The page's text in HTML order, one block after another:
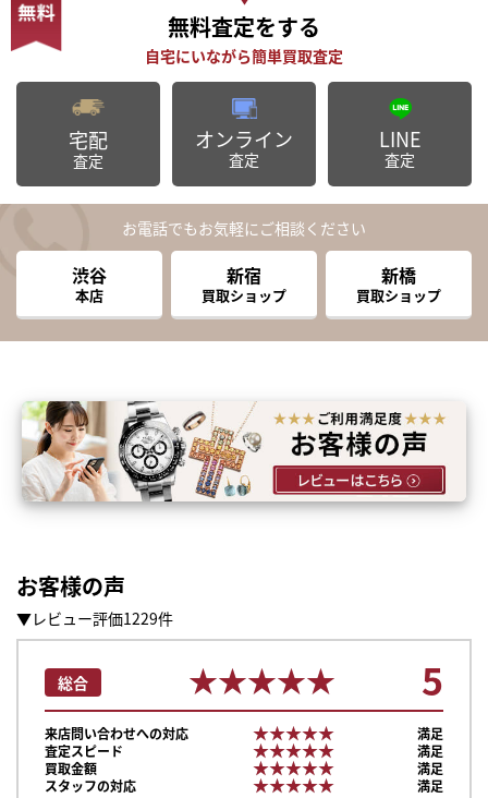
無料査定をする
宅配
査定
オンライン
査定
LINE
査定
お電話でもお気軽にご相談ください
渋谷
本店
新宿
買取ショップ
新橋
買取ショップ
お客様の声
▼レビュー評価1229件
総合 ★★★★★
★★★★★ 5
来店問い合わせへの対応 ★★★★★
★★★★★
満足
査定スピード
★★★★★
★★★★★
満足
買取金額
★★★★★
★★★★★
満足
スタッフの対応
★★★★★
★★★★★ 満足